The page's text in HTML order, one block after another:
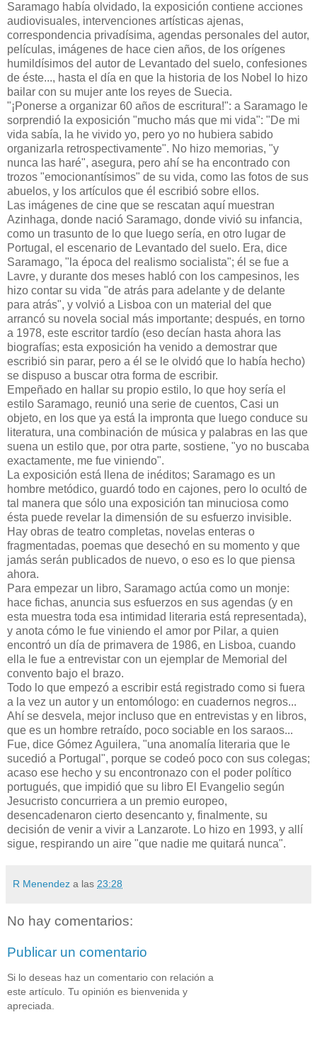
Saramago había olvidado, la exposición contiene acciones
audiovisuales, intervenciones artísticas ajenas,
correspondencia privadísima, agendas personales del autor,
películas, imágenes de hace cien años, de los orígenes
humildísimos del autor de Levantado del suelo, confesiones
de éste..., hasta el día en que la historia de los Nobel lo hizo
bailar con su mujer ante los reyes de Suecia.
"¡Ponerse a organizar 60 años de escritura!": a Saramago le
sorprendió la exposición "mucho más que mi vida": "De mi
vida sabía, la he vivido yo, pero yo no hubiera sabido
organizarla retrospectivamente". No hizo memorias, "y
nunca las haré", asegura, pero ahí se ha encontrado con
trozos "emocionantísimos" de su vida, como las fotos de sus
abuelos, y los artículos que él escribió sobre ellos.
Las imágenes de cine que se rescatan aquí muestran
Azinhaga, donde nació Saramago, donde vivió su infancia,
como un trasunto de lo que luego sería, en otro lugar de
Portugal, el escenario de Levantado del suelo. Era, dice
Saramago, "la época del realismo socialista"; él se fue a
Lavre, y durante dos meses habló con los campesinos, les
hizo contar su vida "de atrás para adelante y de delante
para atrás", y volvió a Lisboa con un material del que
arrancó su novela social más importante; después, en torno
a 1978, este escritor tardío (eso decían hasta ahora las
biografías; esta exposición ha venido a demostrar que
escribió sin parar, pero a él se le olvidó que lo había hecho)
se dispuso a buscar otra forma de escribir.
Empeñado en hallar su propio estilo, lo que hoy sería el
estilo Saramago, reunió una serie de cuentos, Casi un
objeto, en los que ya está la impronta que luego conduce su
literatura, una combinación de música y palabras en las que
suena un estilo que, por otra parte, sostiene, "yo no buscaba
exactamente, me fue viniendo".
La exposición está llena de inéditos; Saramago es un
hombre metódico, guardó todo en cajones, pero lo ocultó de
tal manera que sólo una exposición tan minuciosa como
ésta puede revelar la dimensión de su esfuerzo invisible.
Hay obras de teatro completas, novelas enteras o
fragmentadas, poemas que desechó en su momento y que
jamás serán publicados de nuevo, o eso es lo que piensa
ahora.
Para empezar un libro, Saramago actúa como un monje:
hace fichas, anuncia sus esfuerzos en sus agendas (y en
esta muestra toda esa intimidad literaria está representada),
y anota cómo le fue viniendo el amor por Pilar, a quien
encontró un día de primavera de 1986, en Lisboa, cuando
ella le fue a entrevistar con un ejemplar de Memorial del
convento bajo el brazo.
Todo lo que empezó a escribir está registrado como si fuera
a la vez un autor y un entomólogo: en cuadernos negros...
Ahí se desvela, mejor incluso que en entrevistas y en libros,
que es un hombre retraído, poco sociable en los saraos...
Fue, dice Gómez Aguilera, "una anomalía literaria que le
sucedió a Portugal", porque se codeó poco con sus colegas;
acaso ese hecho y su encontronazo con el poder político
portugués, que impidió que su libro El Evangelio según
Jesucristo concurriera a un premio europeo,
desencadenaron cierto desencanto y, finalmente, su
decisión de venir a vivir a Lanzarote. Lo hizo en 1993, y allí
sigue, respirando un aire "que nadie me quitará nunca".
R Menendez a las 23:28
No hay comentarios:
Publicar un comentario
Si lo deseas haz un comentario con relación a
este artículo. Tu opinión es bienvenida y
apreciada.